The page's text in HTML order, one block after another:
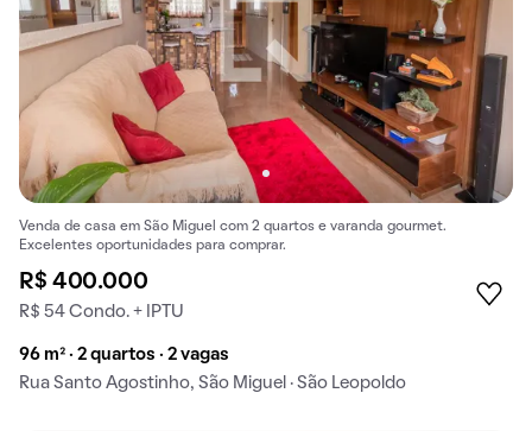
Venda de casa em São Miguel com 2 quartos e varanda gourmet.
Excelentes oportunidades para comprar.
R$ 400.000
R$ 54 Condo. + IPTU
96 m² · 2 quartos · 2 vagas
Rua Santo Agostinho, São Miguel · São Leopoldo